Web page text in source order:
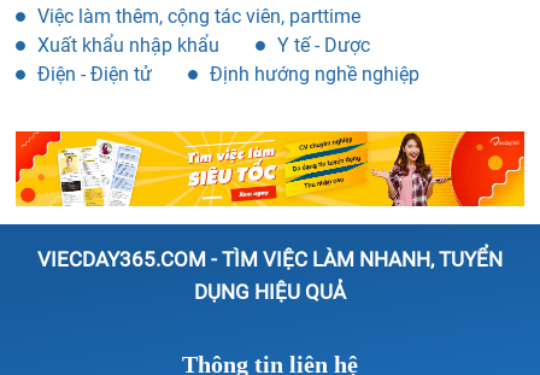
Việc làm thêm, cộng tác viên, parttime
Xuất khẩu nhập khẩu
Y tế - Dược
Điện - Điện tử
Định hướng nghề nghiệp
VIECDAY365.COM - TÌM VIỆC LÀM NHANH, TUYỂN
DỤNG HIỆU QUẢ
Thông tin liên hệ